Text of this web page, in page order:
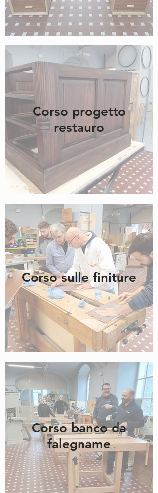
Corso progetto
restauro
Corso sulle finiture
Corso banco da
falegname